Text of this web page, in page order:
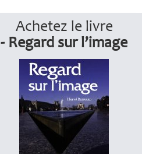
Achetez le livre
- Regard sur l’image